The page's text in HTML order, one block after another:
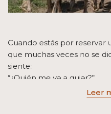
Cuando estás por reservar
que muchas veces no se
siente:
“¿Quién me va a guiar?”
“¿Esta persona realmente
Leer